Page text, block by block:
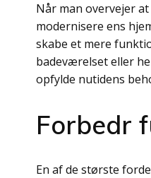
Når man overvejer at
modernisere ens
skabe et mere
badeværelset eller
opfylde nutidens
Forbedr
En af de største